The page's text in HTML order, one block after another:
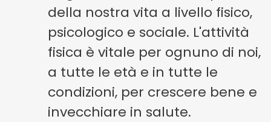
della nostra vita a livello fisico,
psicologico e sociale. L'attività
fisica è vitale per ognuno di noi,
a tutte le età e in tutte le
condizioni, per crescere bene e
invecchiare in salute.